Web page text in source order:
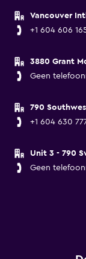
Vancouver
+1 604 606
3880 Grant
Geen
790
+1 604 630
Unit 3 - 790
Geen